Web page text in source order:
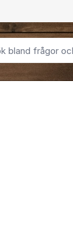
bland alla inlägg